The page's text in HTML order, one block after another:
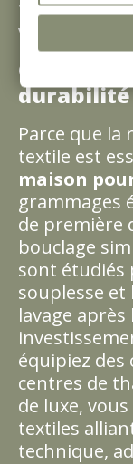
transforme
véritable
Qualité
Parce que
textile est
maison
grammages
de première
bouclage
sont étudiés
souplesse
lavage
équipiez des
centres de
de luxe,
textiles
technique,